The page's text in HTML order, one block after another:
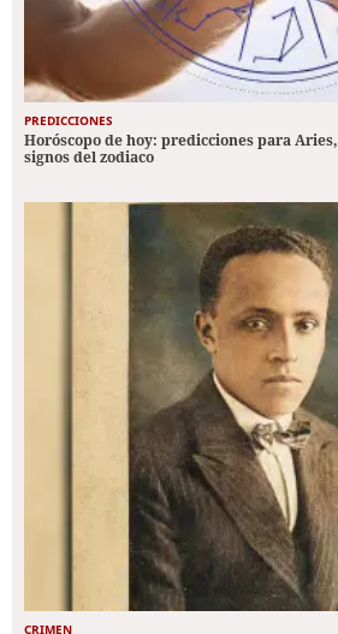
PREDICCIONES
Horóscopo de hoy: predicciones para
signos del zodiaco
CRIMEN